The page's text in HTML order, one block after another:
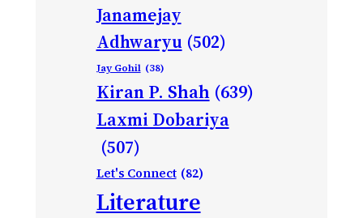
Janamejay
Adhwaryu (502)
Jay Gohil (38)
Kiran P. Shah (639)
Laxmi Dobariya
(507)
Let's Connect (82)
Literature